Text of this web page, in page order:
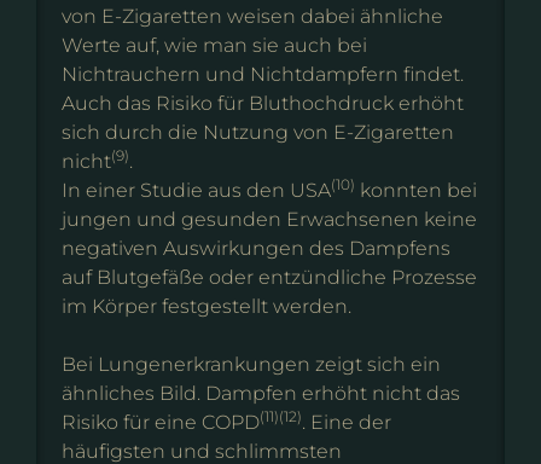
von E-Zigaretten weisen dabei ähnliche
Werte auf, wie man sie auch bei
Nichtrauchern und Nichtdampfern findet.
Auch das Risiko für Bluthochdruck erhöht
sich durch die Nutzung von E-Zigaretten
nicht(9).
In einer Studie aus den USA(10) konnten bei
jungen und gesunden Erwachsenen keine
negativen Auswirkungen des Dampfens
auf Blutgefäße oder entzündliche Prozesse
im Körper festgestellt werden.
Bei Lungenerkrankungen zeigt sich ein
ähnliches Bild. Dampfen erhöht nicht das
Risiko für eine COPD(11)(12). Eine der
häufigsten und schlimmsten